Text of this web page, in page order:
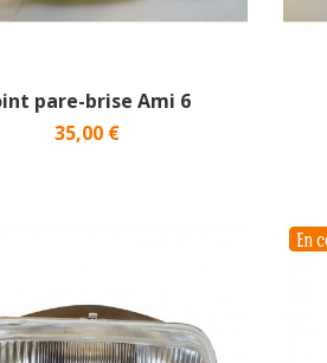
pare-brise Ami 6
35,00 €
En